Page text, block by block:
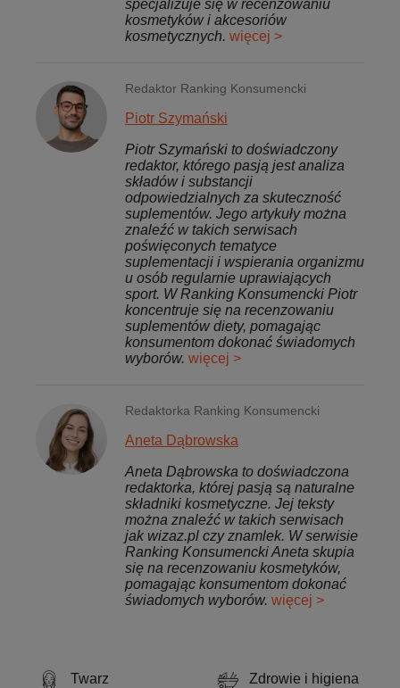
Twarz Zdrowie i higiena
specjalizuje się w recenzowaniu
kosmetyków i akcesoriów
kosmetycznych. więcej >
Redaktor Ranking Konsumencki
Piotr Szymański
Piotr Szymański to doświadczony
redaktor, którego pasją jest analiza
składów i substancji
odpowiedzialnych za skuteczność
suplementów. Jego artykuły można
znaleźć w takich serwisach
poświęconych tematyce
suplementacji i wspierania organizmu
u osób regularnie uprawiających
sport. W Ranking Konsumencki Piotr
koncentruje się na recenzowaniu
suplementów diety, pomagając
konsumentom dokonać świadomych
wyborów. więcej >
Redaktorka Ranking Konsumencki
Aneta Dąbrowska
Aneta Dąbrowska to doświadczona
redaktorka, której pasją są naturalne
składniki kosmetyczne. Jej teksty
można znaleźć w takich serwisach
jak wizaz.pl czy znamlek. W serwisie
Ranking Konsumencki Aneta skupia
się na recenzowaniu kosmetyków,
pomagając konsumentom dokonać
świadomych wyborów. więcej >